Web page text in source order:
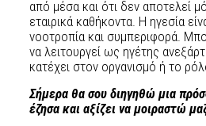
από μέσα και ότι δεν αποτελεί
εταιρικά καθήκοντα. Η ηγεσία
νοοτροπία και συμπεριφορά.
να λειτουργεί ως ηγέτης
κατέχει στον οργανισμό ή το
Σήμερα θα σου διηγηθώ μια
έζησα και αξίζει να μοιραστώ